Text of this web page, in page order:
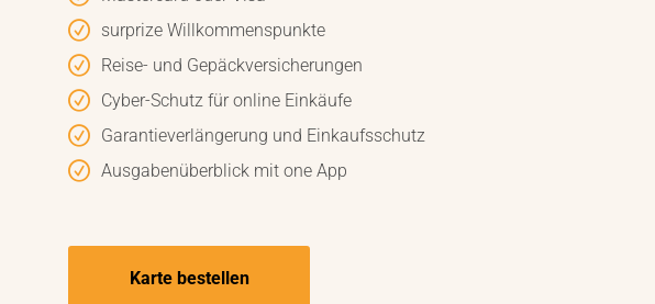
surprize Willkommenspunkte
Reise- und Gepäckversicherungen
Cyber-Schutz für online Einkäufe
Garantieverlängerung und Einkaufsschutz
Ausgabenüberblick mit one App
Karte bestellen